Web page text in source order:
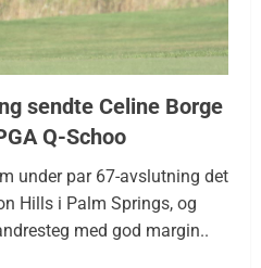
sendte Celine Borge
Q-Schoo
under par 67-avslutning det
Hills i Palm Springs, og
med god margin..